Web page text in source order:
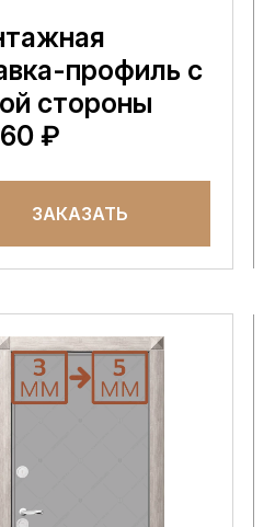
профиль с
стороны
₽
ЗАКАЗАТЬ